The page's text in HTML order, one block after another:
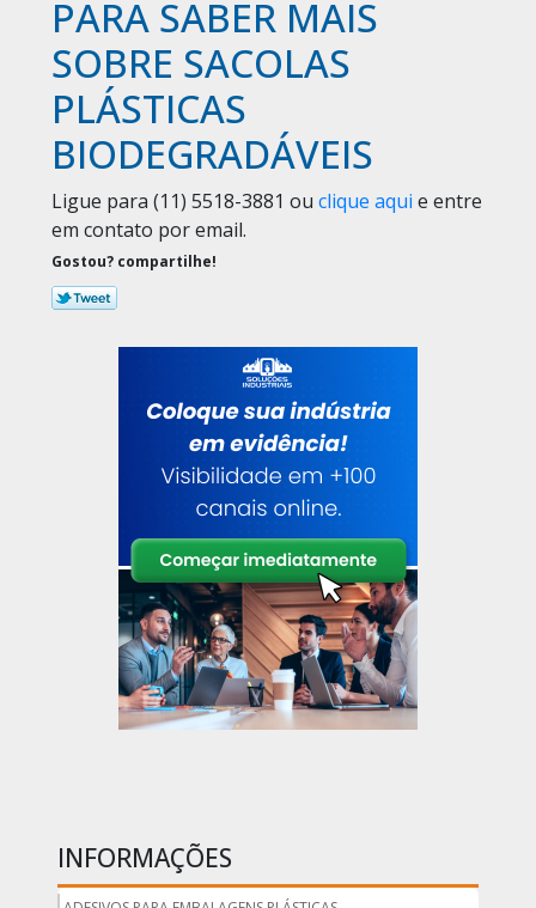
PARA SABER MAIS
SOBRE SACOLAS
PLÁSTICAS
BIODEGRADÁVEIS
Ligue para (11) 5518-3881 ou clique aqui e entre
em contato por email.
Gostou? compartilhe!
INFORMAÇÕES